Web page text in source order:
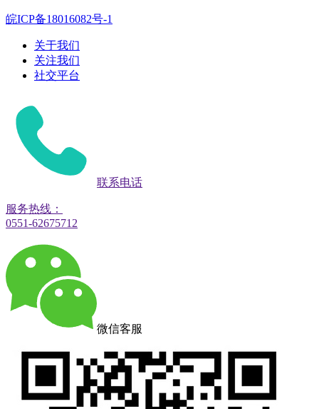
皖ICP备18016082号-1
关于我们
关注我们
社交平台
联系电话
服务热线：
0551-62675712
微信客服